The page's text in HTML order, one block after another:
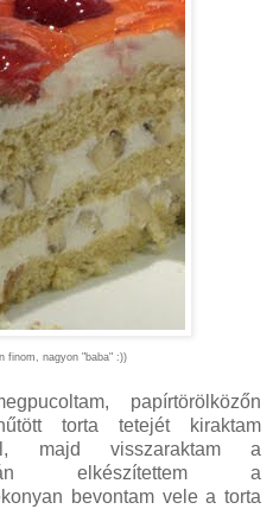
finom, nagyon "baba" :))
papírtörölközőn
torta tetejét kiraktam
majd visszaraktam a
elkészítettem a
bevontam vele a torta